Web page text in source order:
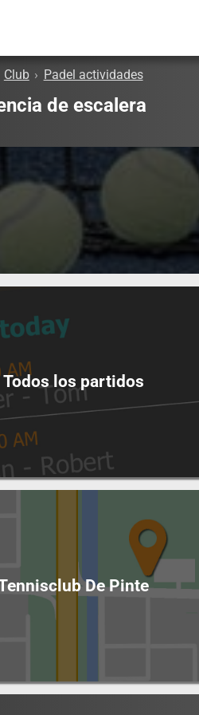
Club › Padel actividades
de escalera
Todos los partidos
De Pinte